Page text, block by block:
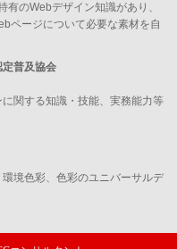
のWebデザイン知識があり、
ページについて必要な素材を自
普及協会
関する知識・技能、実務能力等
境色彩、色彩のユニバーサルデ